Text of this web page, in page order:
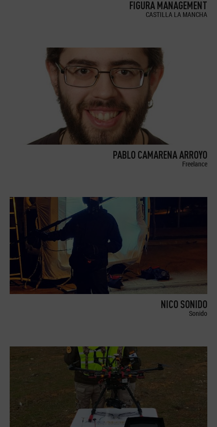
FIGURA MANAGEMENT
CASTILLA LA MANCHA
PABLO CAMARENA ARROYO
Freelance
NICO SONIDO
Sonido